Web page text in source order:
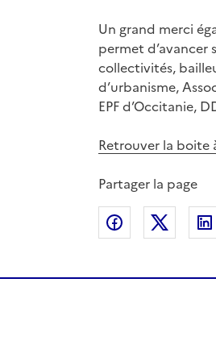
Un grand merci
permet
collectivités,
d’urbanisme,
EPF d’Occitanie,
Retrouver la boite
Partager la page
Partager sur